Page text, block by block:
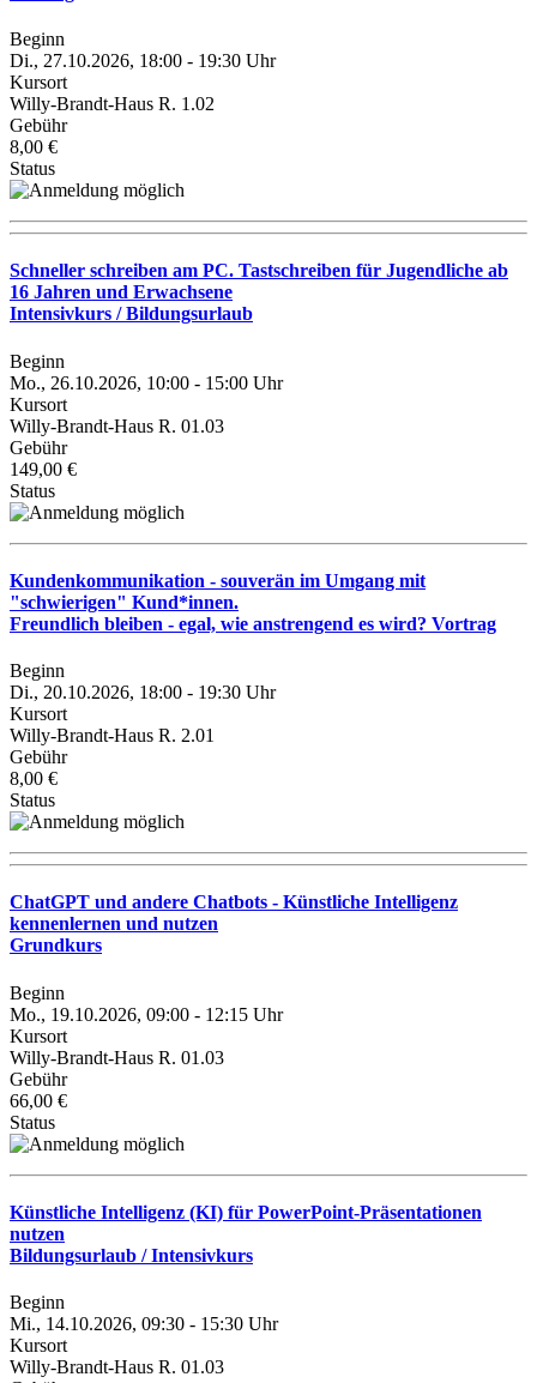
Beginn
Di., 27.10.2026, 18:00 - 19:30 Uhr
Kursort
Willy-Brandt-Haus R. 1.02
Gebühr
8,00 €
Status
Schneller schreiben am PC. Tastschreiben für Jugendliche ab
16 Jahren und Erwachsene
Intensivkurs / Bildungsurlaub
Beginn
Mo., 26.10.2026, 10:00 - 15:00 Uhr
Kursort
Willy-Brandt-Haus R. 01.03
Gebühr
149,00 €
Status
Kundenkommunikation - souverän im Umgang mit
"schwierigen" Kund*innen.
Freundlich bleiben - egal, wie anstrengend es wird? Vortrag
Beginn
Di., 20.10.2026, 18:00 - 19:30 Uhr
Kursort
Willy-Brandt-Haus R. 2.01
Gebühr
8,00 €
Status
ChatGPT und andere Chatbots - Künstliche Intelligenz
kennenlernen und nutzen
Grundkurs
Beginn
Mo., 19.10.2026, 09:00 - 12:15 Uhr
Kursort
Willy-Brandt-Haus R. 01.03
Gebühr
66,00 €
Status
Künstliche Intelligenz (KI) für PowerPoint-Präsentationen
nutzen
Bildungsurlaub / Intensivkurs
Beginn
Mi., 14.10.2026, 09:30 - 15:30 Uhr
Kursort
Willy-Brandt-Haus R. 01.03